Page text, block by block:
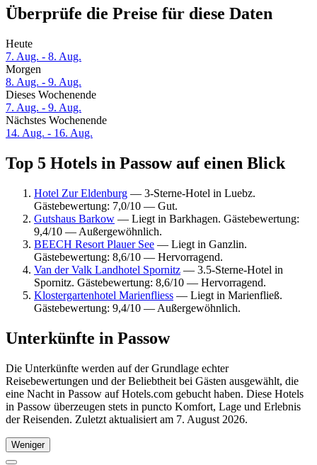
Überprüfe die Preise für diese Daten
Heute
7. Aug. - 8. Aug.
Morgen
8. Aug. - 9. Aug.
Dieses Wochenende
7. Aug. - 9. Aug.
Nächstes Wochenende
14. Aug. - 16. Aug.
Top 5 Hotels in Passow auf einen Blick
Hotel Zur Eldenburg — 3-Sterne-Hotel in Luebz.
Gästebewertung: 7,0/10 — Gut.
Gutshaus Barkow — Liegt in Barkhagen. Gästebewertung:
9,4/10 — Außergewöhnlich.
BEECH Resort Plauer See — Liegt in Ganzlin.
Gästebewertung: 8,6/10 — Hervorragend.
Van der Valk Landhotel Spornitz — 3.5-Sterne-Hotel in
Spornitz. Gästebewertung: 8,6/10 — Hervorragend.
Klostergartenhotel Marienfliess — Liegt in Marienfließ.
Gästebewertung: 9,4/10 — Außergewöhnlich.
Unterkünfte in Passow
Die Unterkünfte werden auf der Grundlage echter
Reisebewertungen und der Beliebtheit bei Gästen ausgewählt, die
eine Nacht in Passow auf Hotels.com gebucht haben. Diese Hotels
in Passow überzeugen stets in puncto Komfort, Lage und Erlebnis
der Reisenden. Zuletzt aktualisiert am 7. August 2026.
Weniger